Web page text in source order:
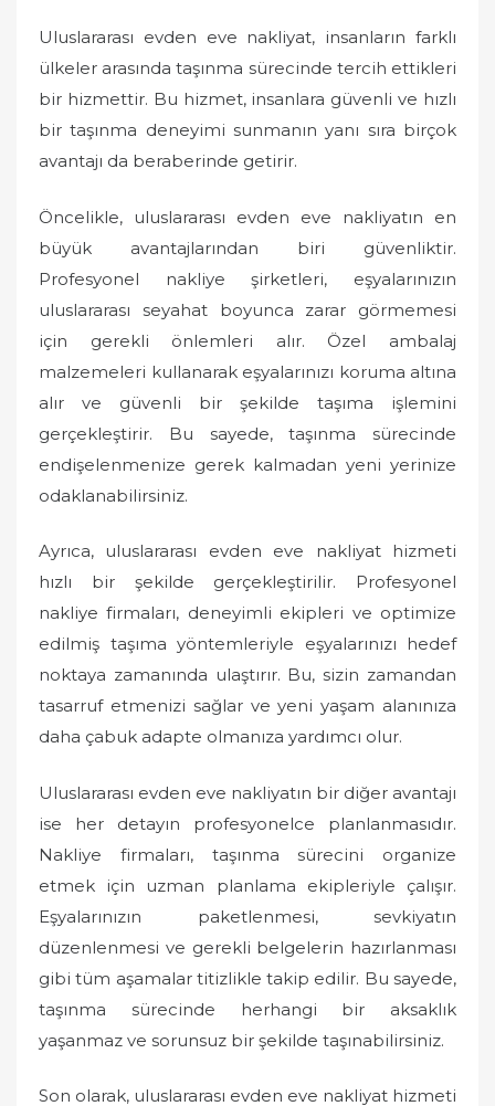
Uluslararası evden eve nakliyat, insanların farklı
ülkeler arasında taşınma sürecinde tercih ettikleri
bir hizmettir. Bu hizmet, insanlara güvenli ve hızlı
bir taşınma deneyimi sunmanın yanı sıra birçok
avantajı da beraberinde getirir.
Öncelikle, uluslararası evden eve nakliyatın en
büyük avantajlarından biri güvenliktir.
Profesyonel nakliye şirketleri, eşyalarınızın
uluslararası seyahat boyunca zarar görmemesi
için gerekli önlemleri alır. Özel ambalaj
malzemeleri kullanarak eşyalarınızı koruma altına
alır ve güvenli bir şekilde taşıma işlemini
gerçekleştirir. Bu sayede, taşınma sürecinde
endişelenmenize gerek kalmadan yeni yerinize
odaklanabilirsiniz.
Ayrıca, uluslararası evden eve nakliyat hizmeti
hızlı bir şekilde gerçekleştirilir. Profesyonel
nakliye firmaları, deneyimli ekipleri ve optimize
edilmiş taşıma yöntemleriyle eşyalarınızı hedef
noktaya zamanında ulaştırır. Bu, sizin zamandan
tasarruf etmenizi sağlar ve yeni yaşam alanınıza
daha çabuk adapte olmanıza yardımcı olur.
Uluslararası evden eve nakliyatın bir diğer avantajı
ise her detayın profesyonelce planlanmasıdır.
Nakliye firmaları, taşınma sürecini organize
etmek için uzman planlama ekipleriyle çalışır.
Eşyalarınızın paketlenmesi, sevkiyatın
düzenlenmesi ve gerekli belgelerin hazırlanması
gibi tüm aşamalar titizlikle takip edilir. Bu sayede,
taşınma sürecinde herhangi bir aksaklık
yaşanmaz ve sorunsuz bir şekilde taşınabilirsiniz.
Son olarak, uluslararası evden eve nakliyat hizmeti